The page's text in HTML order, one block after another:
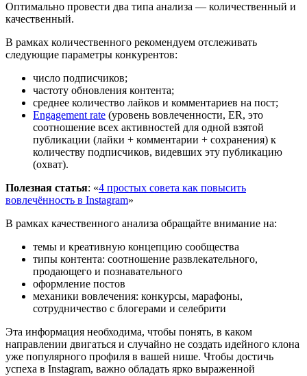
Оптимально провести два типа анализа — количественный и
качественный.
В рамках количественного рекомендуем отслеживать
следующие параметры конкурентов:
число подписчиков;
частоту обновления контента;
среднее количество лайков и комментариев на пост;
Engagement rate (уровень вовлеченности, ER, это
соотношение всех активностей для одной взятой
публикации (лайки + комментарии + сохранения) к
количеству подписчиков, видевших эту публикацию
(охват).
Полезная статья: «4 простых совета как повысить
вовлечённость в Instagram»
В рамках качественного анализа обращайте внимание на:
темы и креативную концепцию сообщества
типы контента: соотношение развлекательного,
продающего и познавательного
оформление постов
механики вовлечения: конкурсы, марафоны,
сотрудничество с блогерами и селебрити
Эта информация необходима, чтобы понять, в каком
направлении двигаться и случайно не создать идейного клона
уже популярного профиля в вашей нише. Чтобы достичь
успеха в Instagram, важно обладать ярко выраженной